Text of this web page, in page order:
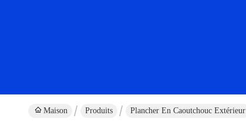
Maison Produits Plancher En Caoutchouc Extérieur